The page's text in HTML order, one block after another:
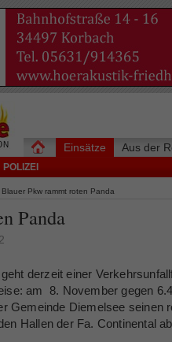
Einsätze
POLIZEI
Aus der
Blauer Pkw rammt roten Panda
Panda
derzeit einer
am 8. November gegen
Gemeinde Diemelsee seinen
Hallen der Fa. Continental